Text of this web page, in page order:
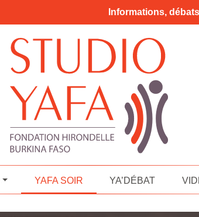
Informations,
YAFA SOIR YA’DÉBAT